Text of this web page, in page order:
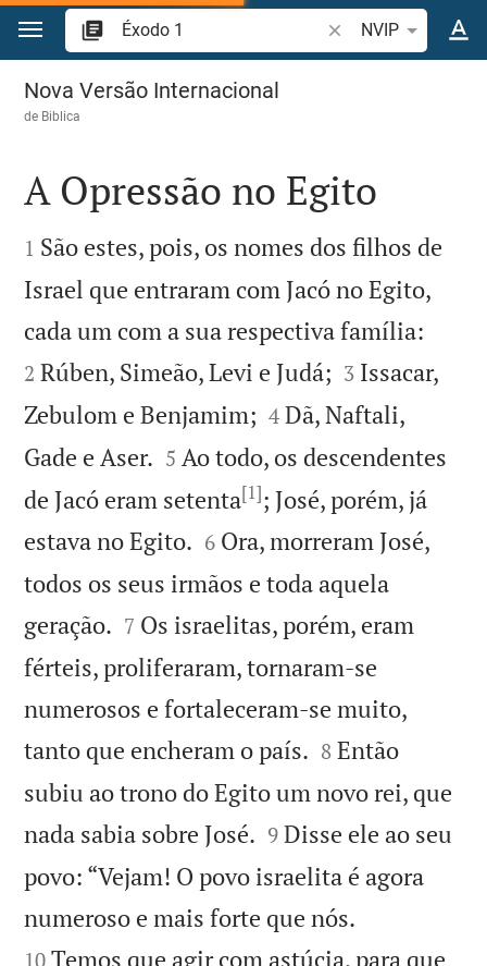
Ir para o conteúdo
Pesquise
NVIP
Éxodo 1
Nova Versão Internacional
de Biblica

A Opressão no Egito

1 São estes, pois, os nomes dos filhos de
Israel que entraram com Jacó no Egito,
cada um com a sua respectiva família:
2 Rúben, Simeão, Levi e Judá; 

3 Issacar,
Zebulom e Benjamim; 

4 Dã, Naftali,
Gade e Aser. 

5 Ao todo, os descendentes
de Jacó eram setenta[1]; José, porém, já
estava no Egito. 

6 Ora, morreram José,
todos os seus irmãos e toda aquela
geração. 

7 Os israelitas, porém, eram
férteis, proliferaram, tornaram-se
numerosos e fortaleceram-se muito,
tanto que encheram o país. 

8 Então
subiu ao trono do Egito um novo rei, que
nada sabia sobre José. 

9 Disse ele ao seu
povo: “Vejam! O povo israelita é agora
numeroso e mais forte que nós.
10 Temos que agir com astúcia, para que